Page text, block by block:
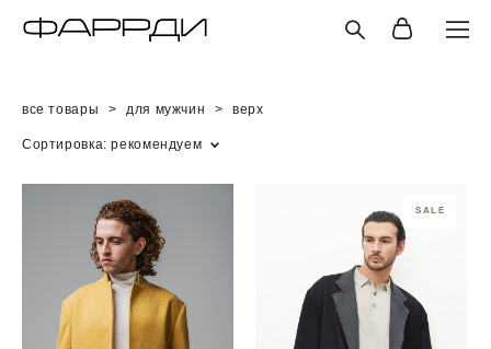
все товары > для мужчин > верх
Сортировка: рекомендуем
SALE